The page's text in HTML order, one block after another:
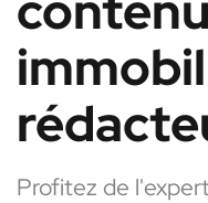
Profitez de